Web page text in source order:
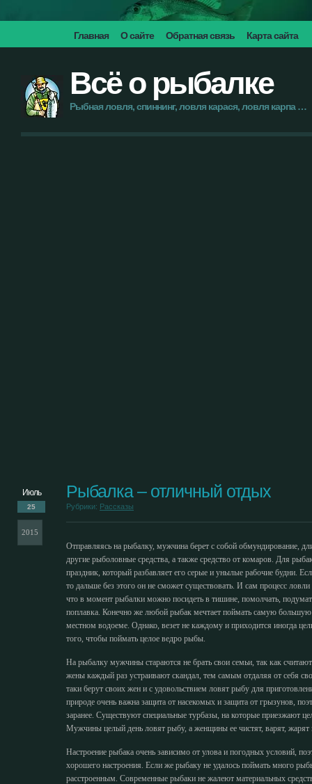
Главная О сайте Обратная связь Карта сайта
Всё о рыбалке
Рыбная ловля, спиннинг, ловля карася, ловля карпа …
Рыбалка – отличный отдых
Рубрики: Рассказы
Июль
25
2015
Отправляясь на рыбалку, мужчина берет с собой обмундирование,
другие рыболовные средства, а также средство от комаров. Для
праздник, который разбавляет его серые и унылые рабочие будни.
то дальше без этого он не сможет существовать. И сам процесс
что в момент рыбалки можно посидеть в тишине, помолчать,
поплавка. Конечно же любой рыбак мечтает поймать самую большую
местном водоеме. Однако, везет не каждому и приходится иногда
того, чтобы поймать целое ведро рыбы.
На рыбалку мужчины стараются не брать свои семьи, так как
жены каждый раз устраивают скандал, тем самым отдаляя от себя
таки берут своих жен и с удовольствием ловят рыбу для
природе очень важна защита от насекомых и защита от грызунов,
заранее. Существуют специальные турбазы, на которые приезжают
Мужчины целый день ловят рыбу, а женщины ее чистят, варят, жарят
Настроение рыбака очень зависимо от улова и погодных условий,
хорошего настроения. Если же рыбаку не удалось поймать много
расстроенным. Современные рыбаки не жалеют материальных